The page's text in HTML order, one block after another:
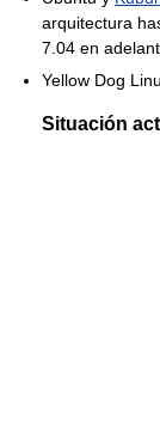
arquitectura
7.04 en
Yellow Dog
Situación